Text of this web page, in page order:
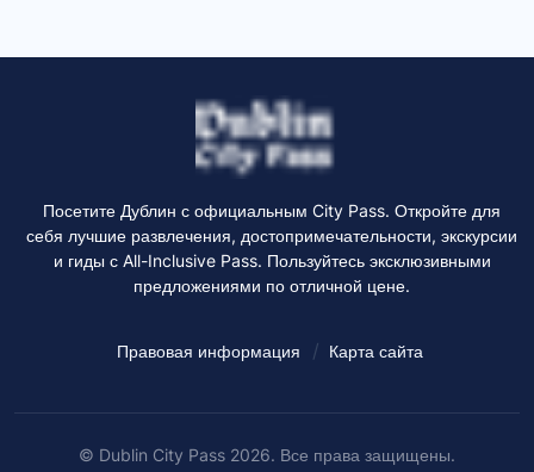
Посетите Дублин с официальным City Pass. Откройте для
себя лучшие развлечения, достопримечательности, экскурсии
и гиды с All-Inclusive Pass. Пользуйтесь эксклюзивными
предложениями по отличной цене.
Правовая информация Карта сайта
© Dublin City Pass 2026. Все права защищены.